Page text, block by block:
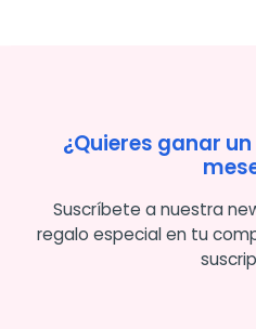
¿Quieres ganar un
Suscríbete a nuestra
regalo especial en tu